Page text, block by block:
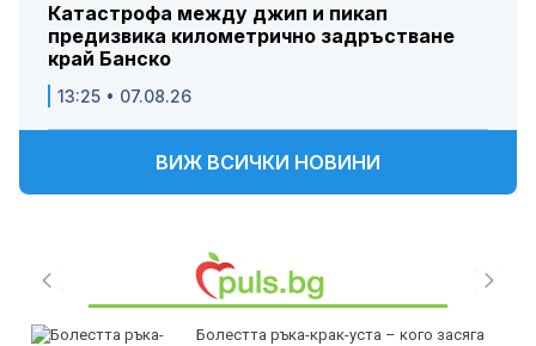
Катастрофа между джип и пикап
предизвика километрично задръстване
край Банско
13:25 • 07.08.26
ВИЖ ВСИЧКИ НОВИНИ
Болестта ръка-крак-уста – кого засяга